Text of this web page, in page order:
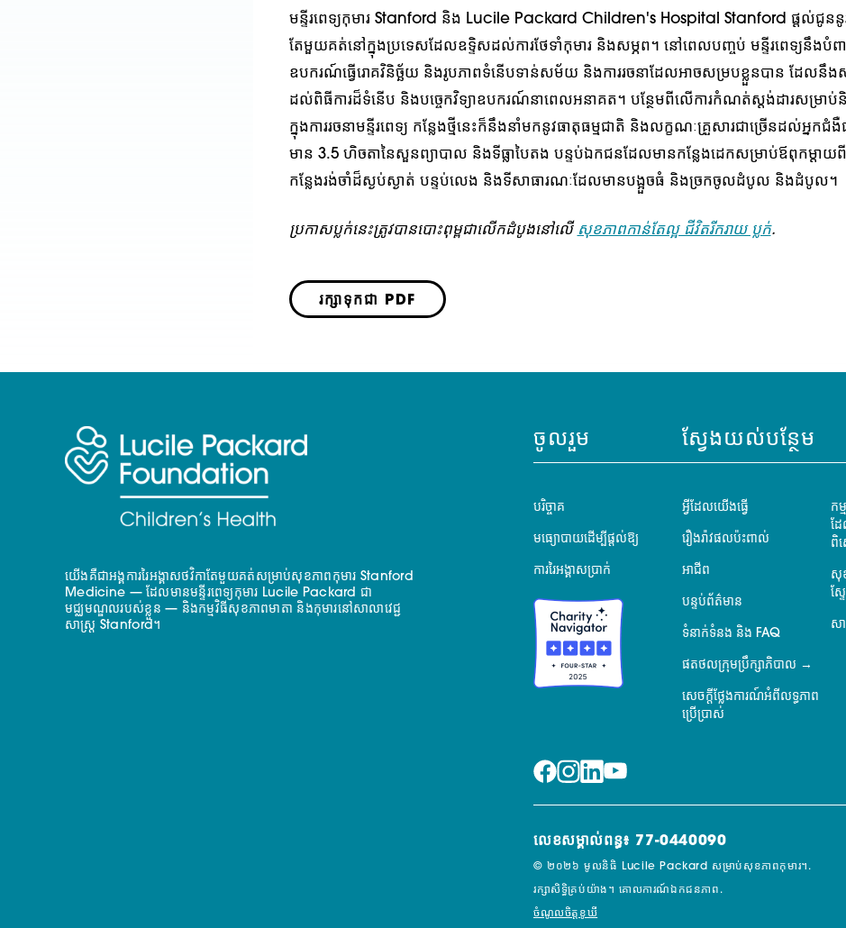
មន្ទីរពេទ្យកុមារ Stanford និង Lucile Packard Children's Hospital Stanford ផ្តល់ជូន
តែមួយគត់នៅក្នុងប្រទេសដែលឧទ្ទិសដល់ការថែទាំកុមារ និងសម្ភព។ នៅពេលបញ្ចប់ មន្ទីរពេទ្យនឹងបំព
ឧបករណ៍ធ្វើរោគវិនិច្ឆ័យ និងរូបភាពទំនើបទាន់សម័យ និងការរចនាដែលអាចសម្របខ្លួនបាន ដែលនឹ
ដល់ពិធីការដ៏ទំនើប និងបច្ចេកវិទ្យាឧបករណ៍នាពេលអនាគត។ បន្ថែមពីលើការកំណត់ស្តង់ដារសម្រាប់និរ
ក្នុងការរចនាមន្ទីរពេទ្យ កន្លែងថ្មីនេះក៏នឹងនាំមកនូវធាតុធម្មជាតិ និងលក្ខណៈគ្រួសារជាច្រើនដល់អ្នកជំងឺ
មាន 3.5 ហិចតានៃសួនព្យាបាល និងទីធ្លាបៃតង បន្ទប់ឯកជនដែលមានកន្លែងដេកសម្រាប់ឪពុកម្តាយពី
កន្លែងរង់ចាំដ៏ស្ងប់ស្ងាត់ បន្ទប់លេង និងទីសាធារណៈដែលមានបង្អួចធំ និងច្រកចូលដំបូល និងដំបូល។
ប្រកាសប្លក់នេះត្រូវបានបោះពុម្ពជាលើកដំបូងនៅលើ សុខភាពកាន់តែល្អ ជីវិតរីករាយ ប្លក់.
រក្សាទុកជា PDF
យើងគឺជាអង្គការរៃអង្គាសថវិកាតែមួយគត់សម្រាប់សុខភាពកុមារ Stanford
Medicine — ដែលមានមន្ទីរពេទ្យកុមារ Lucile Packard ជា
មជ្ឈមណ្ឌលរបស់ខ្លួន — និងកម្មវិធីសុខភាពមាតា និងកុមារនៅសាលាវេជ្ជ
សាស្ត្រ Stanford។
ចូលរួម
បរិច្ចាគ
មធ្យោបាយដើម្បីផ្តល់ឱ្យ
ការរៃអង្គាសប្រាក់
ស្វែងយល់បន្ថែម
អ្វីដែលយើងធ្វើ
រឿងរ៉ាវផលប៉ះពាល់
អាជីព
បន្ទប់ព័ត៌មាន
ទំនាក់ទំនង និង FAQ
ផតថលក្រុមប្រឹក្សាភិបាល
សេចក្តីថ្លែងការណ៍អំពីលទ្ធភាព
ប្រើប្រាស់
ក
ដ
ពិ
សុខ
ស្ទ
សា
លេខសម្គាល់ពន្ធ៖ 77-0440090
© ២០២៦ មូលនិធិ Lucile Packard សម្រាប់សុខភាពកុមារ។.
រក្សាសិទ្ធិគ្រប់យ៉ាង។ គោលការណ៍ឯកជនភាព.
ចំណូលចិត្តខូឃី